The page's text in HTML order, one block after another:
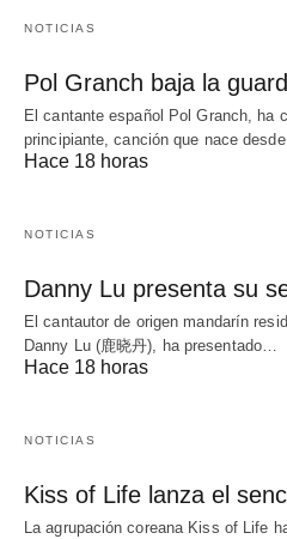
NOTICIAS
Pol Granch baja la
El cantante español Pol Granch, ha
principiante, canción que nace
Hace 18 horas
NOTICIAS
Danny Lu presenta su
El cantautor de origen mandarín
Danny Lu (鹿晓丹), ha presentado…
Hace 18 horas
NOTICIAS
Kiss of Life lanza el
La agrupación coreana Kiss of Life